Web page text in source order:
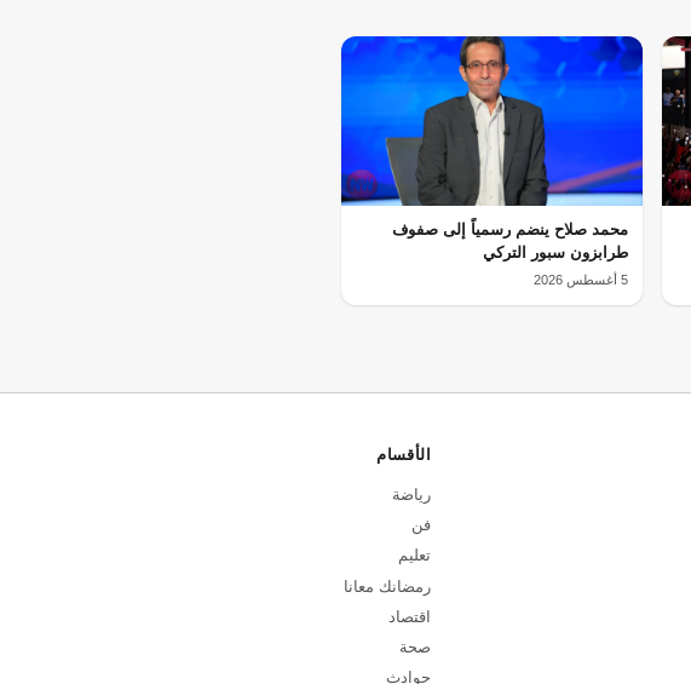
محمد صلاح ينضم رسمياً إلى صفوف
طرابزون سبور التركي
5 أغسطس 2026
الأقسام
رياضة
فن
تعليم
رمضانك معانا
اقتصاد
صحة
حوادث